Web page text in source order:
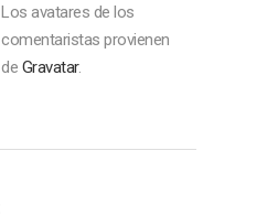
Los avatares de los
comentaristas provienen
de Gravatar.